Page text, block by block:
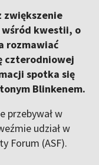
zwiększenie
wśród kwestii, o
rozmawiać
czterodniowej
spotka się
Blinkenem.
przebywał w
udział w
Forum (ASF).